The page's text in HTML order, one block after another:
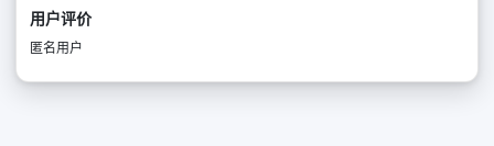
用户评价
匿名用户